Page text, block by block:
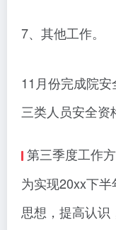
7、其他工作。
11月份完成院
三类人员安全资
第三季度工作
为实现20xx下
思想，提高认识